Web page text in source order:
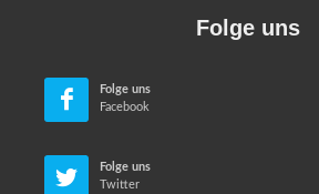
Folge uns
Folge uns
Facebook
Folge uns
Twitter